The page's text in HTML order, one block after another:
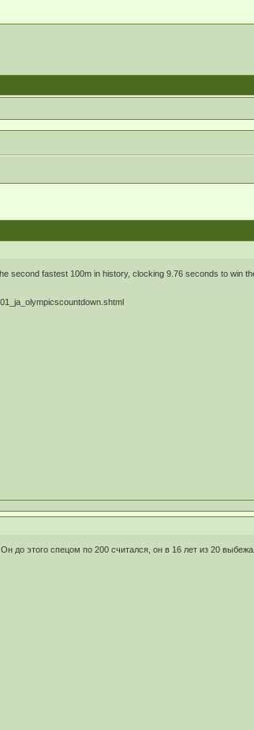
second fastest 100m in history, clocking 9.76 seconds to win
до этого спецом по 200 считался, он в 16 лет из 20